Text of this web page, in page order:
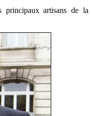
artisans de la